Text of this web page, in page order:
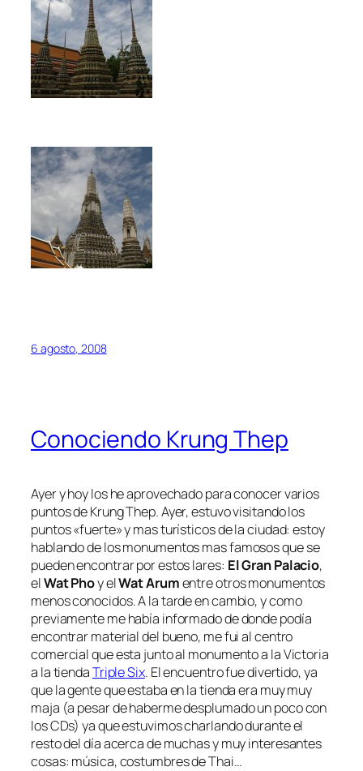
6 agosto, 2008
Conociendo Krung Thep
Ayer y hoy los he aprovechado para conocer varios
puntos de Krung Thep. Ayer, estuvo visitando los
puntos «fuerte» y mas turísticos de la ciudad: estoy
hablando de los monumentos mas famosos que se
pueden encontrar por estos lares: El Gran Palacio,
elWat Phoy elWat Arumentre otros monumentos
menos conocidos. A la tarde en cambio, y como
previamente me había informado de donde podía
encontrar material del bueno, me fui al centro
comercial que esta junto al monumento a la Victoria
a la tiendaTriple Six. El encuentro fue divertido, ya
que la gente que estaba en la tienda era muy muy
maja (a pesar de haberme desplumado un poco con
los CDs) ya que estuvimos charlando durante el
resto del día acerca de muchas y muy interesantes
cosas: música, costumbres de Thai…